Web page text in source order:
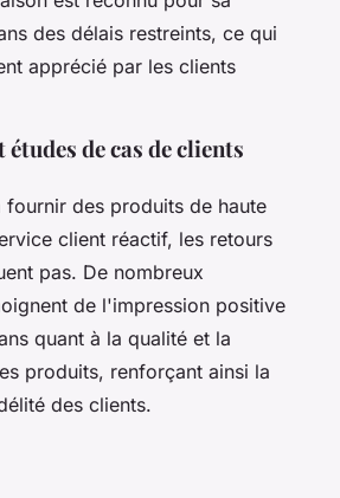
des délais restreints, ce qui
apprécié par les clients
études de cas de clients
fournir des produits de haute
client réactif, les retours
pas. De nombreux
de l'impression positive
quant à la qualité et la
produits, renforçant ainsi la
des clients.